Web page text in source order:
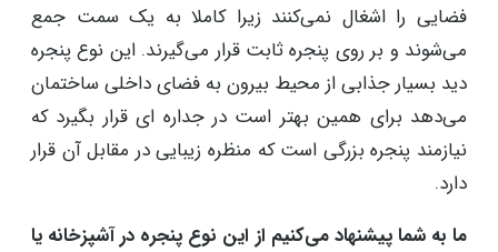
فضایی را اشغال نمی‌کنند زیرا کاملا به یک سمت جمع
می‌شوند و بر روی پنجره ثابت قرار می‌گیرند. این نوع پنجره
دید بسیار جذابی از محیط بیرون به فضای داخلی ساختمان
می‌دهد برای همین بهتر است در جداره ‌ای قرار بگیرد که
نیازمند پنجره بزرگی است که منظره زیبایی در مقابل آن قرار
دارد.
ما به شما پیشنهاد می‌کنیم از این نوع پنجره در آشپزخانه یا